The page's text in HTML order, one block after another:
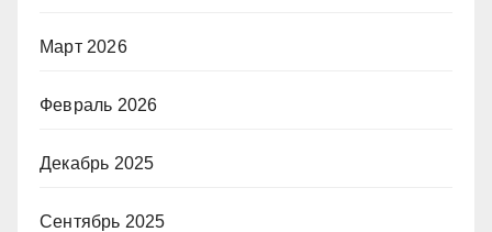
Март 2026
Февраль 2026
Декабрь 2025
Сентябрь 2025